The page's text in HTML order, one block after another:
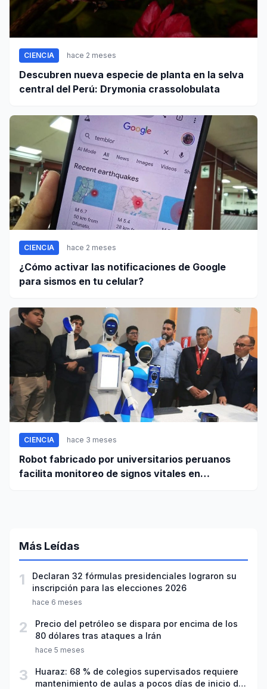
CIENCIA hace 2 meses
Descubren nueva especie de planta en la selva
central del Perú: Drymonia crassolobulata
CIENCIA hace 2 meses
¿Cómo activar las notificaciones de Google
para sismos en tu celular?
CIENCIA hace 3 meses
Robot fabricado por universitarios peruanos
facilita monitoreo de signos vitales en
Más Leídas
1
Declaran 32 fórmulas presidenciales lograron su
inscripción para las elecciones 2026
hace 6 meses
2
Precio del petróleo se dispara por encima de los
80 dólares tras ataques a Irán
hace 5 meses
3
Huaraz: 68 % de colegios supervisados requiere
mantenimiento de aulas a pocos días de inicio del